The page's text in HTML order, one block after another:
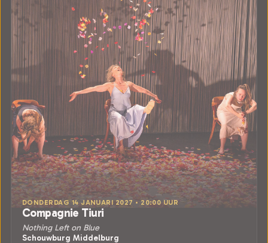
DONDERDAG 14 JANUARI 2027 • 20:00 UUR
Compagnie Tiuri
Nothing Left on Blue
Schouwburg Middelburg